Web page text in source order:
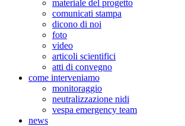
materiale del progetto
comunicati stampa
dicono di noi
foto
video
articoli scientifici
atti di convegno
come interveniamo
monitoraggio
neutralizzazione nidi
vespa emergency team
news